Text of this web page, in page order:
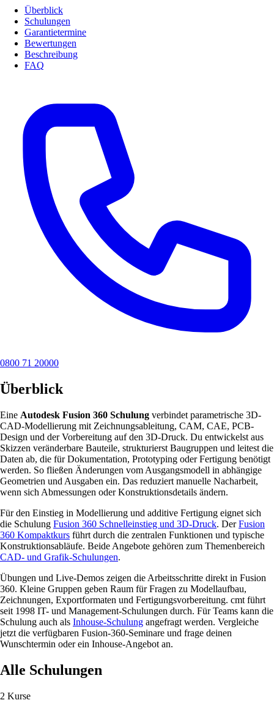
Überblick
Schulungen
Garantietermine
Bewertungen
Beschreibung
FAQ
0800 71 20000
Überblick
Eine Autodesk Fusion 360 Schulung verbindet parametrische 3D-
CAD-Modellierung mit Zeichnungsableitung, CAM, CAE, PCB-
Design und der Vorbereitung auf den 3D-Druck. Du entwickelst aus
Skizzen veränderbare Bauteile, strukturierst Baugruppen und leitest die
Daten ab, die für Dokumentation, Prototyping oder Fertigung benötigt
werden. So fließen Änderungen vom Ausgangsmodell in abhängige
Geometrien und Ausgaben ein. Das reduziert manuelle Nacharbeit,
wenn sich Abmessungen oder Konstruktionsdetails ändern.
Für den Einstieg in Modellierung und additive Fertigung eignet sich
die Schulung Fusion 360 Schnelleinstieg und 3D-Druck. DerFusion
360 Kompaktkurs führt durch die zentralen Funktionen und typische
Konstruktionsabläufe. Beide Angebote gehören zum Themenbereich
CAD- und Grafik-Schulungen.
Übungen und Live-Demos zeigen die Arbeitsschritte direkt in Fusion
360. Kleine Gruppen geben Raum für Fragen zu Modellaufbau,
Zeichnungen, Exportformaten und Fertigungsvorbereitung. cmt führt
seit 1998 IT- und Management-Schulungen durch. Für Teams kann die
Schulung auch als Inhouse-Schulung angefragt werden. Vergleiche
jetzt die verfügbaren Fusion-360-Seminare und frage deinen
Wunschtermin oder ein Inhouse-Angebot an.
Alle Schulungen
2 Kurse